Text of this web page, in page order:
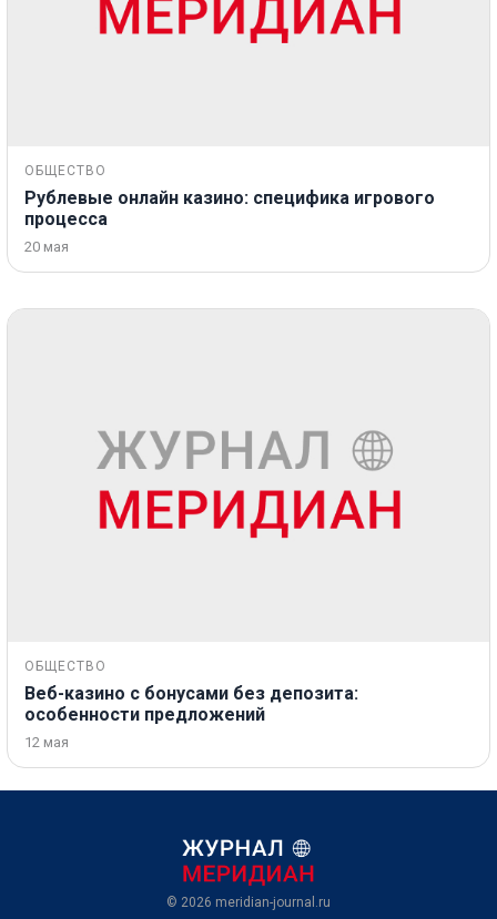
ОБЩЕСТВО
Рублевые онлайн казино: специфика игрового
процесса
20 мая
ОБЩЕСТВО
Веб-казино с бонусами без депозита:
особенности предложений
12 мая
© 2026 meridian-journal.ru